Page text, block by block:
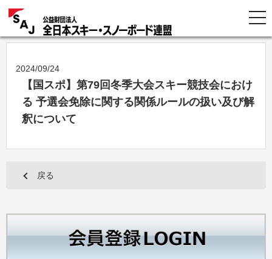
2024/09/24
【国スポ】第79回冬季大会スキー競技会におけ
る 予選会免除に関する関係ルールの扱い及び解
釈について
戻る